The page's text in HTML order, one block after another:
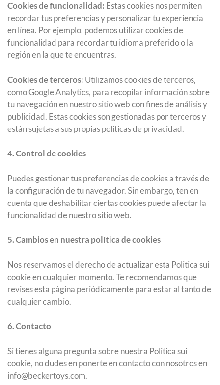
Cookies de funcionalidad: Estas cookies nos permiten
recordar tus preferencias y personalizar tu experiencia
en línea. Por ejemplo, podemos utilizar cookies de
funcionalidad para recordar tu idioma preferido o la
región en la que te encuentras.
Cookies de terceros: Utilizamos cookies de terceros,
como Google Analytics, para recopilar información sobre
tu navegación en nuestro sitio web con fines de análisis y
publicidad. Estas cookies son gestionadas por terceros y
están sujetas a sus propias políticas de privacidad.
4. Control de cookies
Puedes gestionar tus preferencias de cookies a través de
la configuración de tu navegador. Sin embargo, ten en
cuenta que deshabilitar ciertas cookies puede afectar la
funcionalidad de nuestro sitio web.
5. Cambios en nuestra política de cookies
Nos reservamos el derecho de actualizar esta Politica sui
cookie en cualquier momento. Te recomendamos que
revises esta página periódicamente para estar al tanto de
cualquier cambio.
6. Contacto
Si tienes alguna pregunta sobre nuestra Politica sui
cookie, no dudes en ponerte en contacto con nosotros en
info@beckertoys.com.